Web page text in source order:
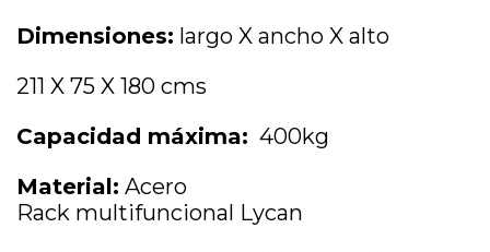
Dimensiones: largo X ancho X alto
211 X 75 X 180 cms
Capacidad máxima: 400kg
Material: Acero
Rack multifuncional Lycan